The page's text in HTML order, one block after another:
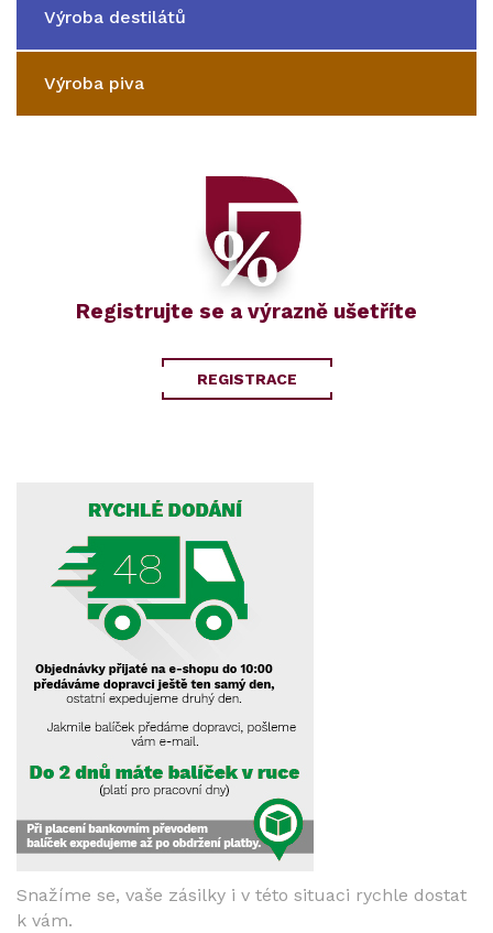
Výroba destilátů
Výroba piva
Registrujte se a výrazně ušetříte
REGISTRACE
Snažíme se, vaše zásilky i v této situaci rychle dostat
k vám.